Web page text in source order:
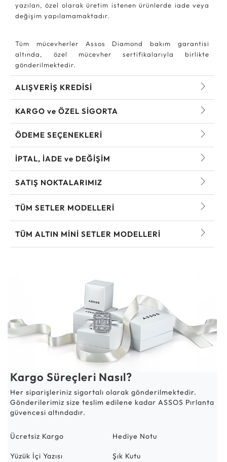
yazılan, özel olarak üretim istenen ürünlerde iade veya
değişim yapılamamaktadır.
Tüm mücevherler Assos Diamond bakım garantisi
altında, özel mücevher sertifikalarıyla birlikte
gönderilmektedir.
ALIŞVERİŞ KREDİSİ
KARGO ve ÖZEL SİGORTA
ÖDEME SEÇENEKLERİ
İPTAL, İADE ve DEĞİŞİM
SATIŞ NOKTALARIMIZ
TÜM SETLER MODELLERI
TÜM ALTIN MINI SETLER MODELLERI
Kargo Süreçleri Nasıl?
Her siparişleriniz sigortalı olarak gönderilmektedir.
Gönderilerimiz size teslim edilene kadar ASSOS Pırlanta
güvencesi altındadır.
Ücretsiz Kargo Hediye Notu
Yüzük İçi Yazısı Şık Kutu